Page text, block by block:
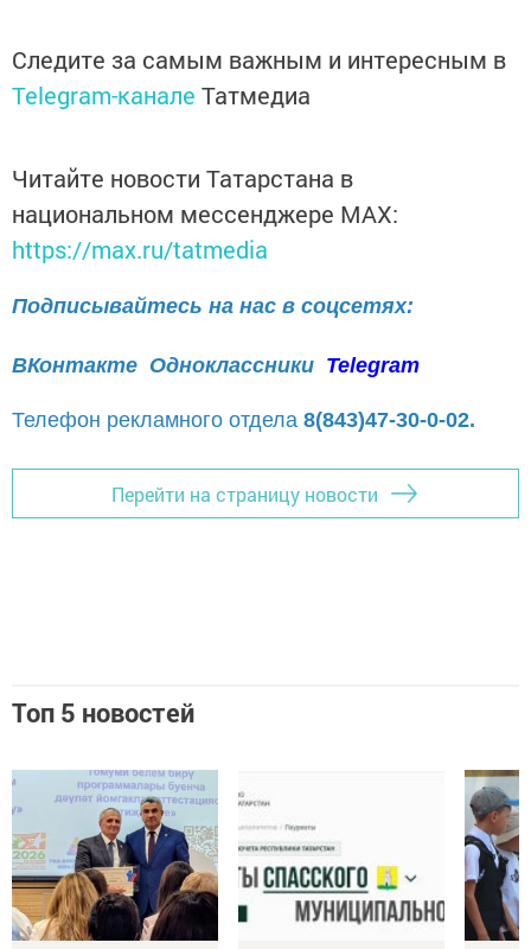
Следите за самым важным и интересным в
Telegram-канале Татмедиа
Читайте новости Татарстана в
национальном мессенджере MАХ:
https://max.ru/tatmedia
Подписывайтесь на нас в соцсетях:
ВКонтакте Одноклассники Telegram
Телефон рекламного отдела 8(843)47-30-0-02.
Перейти на страницу новости
Топ 5 новостей